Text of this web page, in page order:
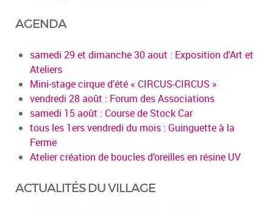
AGENDA
samedi 29 et dimanche 30 aout : Exposition d'Art et
Ateliers
Mini-stage cirque d'été « CIRCUS-CIRCUS »
vendredi 28 août : Forum des Associations
samedi 15 août : Course de Stock Car
tous les 1ers vendredi du mois : Guinguette à la
Ferme
Atelier création de boucles d’oreilles en résine UV
ACTUALITÉS DU VILLAGE